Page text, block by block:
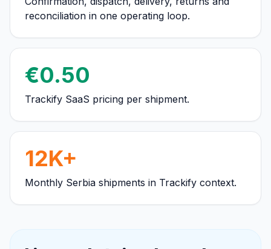
reconciliation in one operating loop.
€0.50
Trackify SaaS pricing per shipment.
12K+
Monthly Serbia shipments in Trackify context.